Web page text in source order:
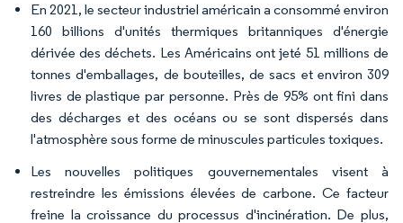
En 2021, le secteur industriel américain a consommé environ
160 billions d'unités thermiques britanniques d'énergie
dérivée des déchets. Les Américains ont jeté 51 millions de
tonnes d'emballages, de bouteilles, de sacs et environ 309
livres de plastique par personne. Près de 95% ont fini dans
des décharges et des océans ou se sont dispersés dans
l'atmosphère sous forme de minuscules particules toxiques.
Les nouvelles politiques gouvernementales visent à
restreindre les émissions élevées de carbone. Ce facteur
freine la croissance du processus d'incinération. De plus,